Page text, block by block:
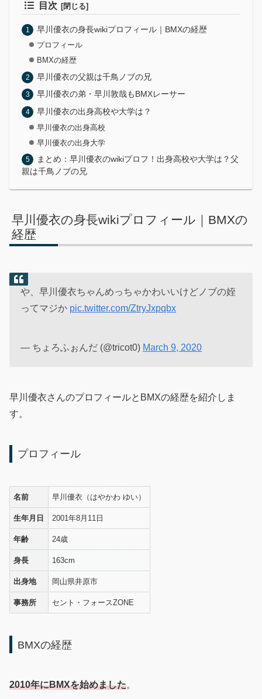
目次
早川優衣の身長wikiプロフィール｜BMXの経歴
プロフィール
BMXの経歴
早川優衣の父親は千鳥ノブの兄
早川優衣の弟・早川敦哉もBMXレーサー
早川優衣の出身高校や大学は？
早川優衣の出身高校
早川優衣の出身大学
まとめ：早川優衣のwikiプロフ！出身高校や大学は？父
親は千鳥ノブの兄
早川優衣の身長wikiプロフィール｜BMXの
経歴
や、早川優衣ちゃんめっちゃかわいいけどノブの姪
ってマジか pic.twitter.com/ZtryJxpqbx
— ちょろふぉんだ (@tricot0) March 9, 2020
早川優衣さんのプロフィールとBMXの経歴を紹介しま
す。
プロフィール
名前 早川優衣（はやかわ ゆい）
生年月日 2001年8月11日
年齢 24歳
身長 163cm
出身地 岡山県井原市
事務所 セント・フォースZONE
BMXの経歴
2010年にBMXを始めました。